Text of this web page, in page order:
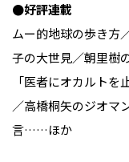
●好評連載
ムー的地球の歩き方
子の大世見／朝里樹
「医者にオカルト
／高橋桐矢のジオマ
言……ほか